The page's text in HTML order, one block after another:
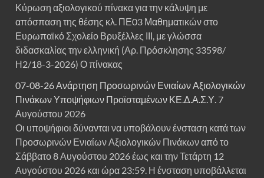
Κύρωση αξιολογικού πίνακα για την κάλυψη με
απόσπαση της θέσης κλ. ΠΕ03 Μαθηματικών στο
Ευρωπαϊκό Σχολείο Βρυξέλλες ΙΙΙ, με γλώσσα
διδασκαλίας την ελληνική (Αρ. Πρόσκλησης 33598/
Η2/18-3-2026) Ο πίνακας
07-08-26 Ανάρτηση Προσωρινών Ενιαίων Αξιολογικών
Πινάκων Υποψήφιων Προϊσταμένων ΚΕ.Δ.Α.Σ.Υ. 7
Αυγούστου 2026
Οι υποψήφιοι δύνανται να υποβάλουν ένσταση κατά των
Προσωρινών Ενιαίων Αξιολογικών Πινάκων από το
Σάββατο 8 Αυγούστου 2026 έως και την Τετάρτη 12
Αυγούστου 2026 και ώρα 23:59. Η ένσταση υποβάλλεται